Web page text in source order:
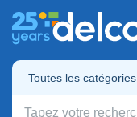
Toutes les catégories